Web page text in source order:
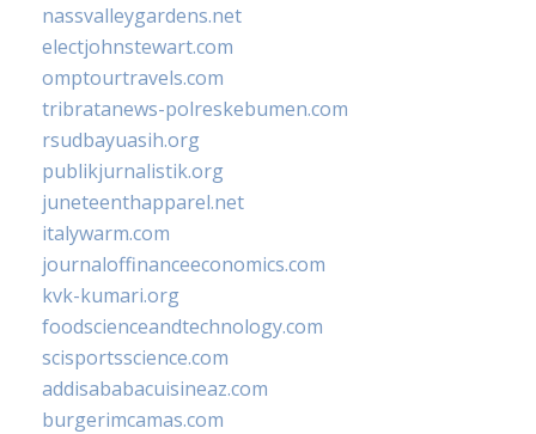
nassvalleygardens.net
electjohnstewart.com
omptourtravels.com
tribratanews-polreskebumen.com
rsudbayuasih.org
publikjurnalistik.org
juneteenthapparel.net
italywarm.com
journaloffinanceeconomics.com
kvk-kumari.org
foodscienceandtechnology.com
scisportsscience.com
addisababacuisineaz.com
burgerimcamas.com